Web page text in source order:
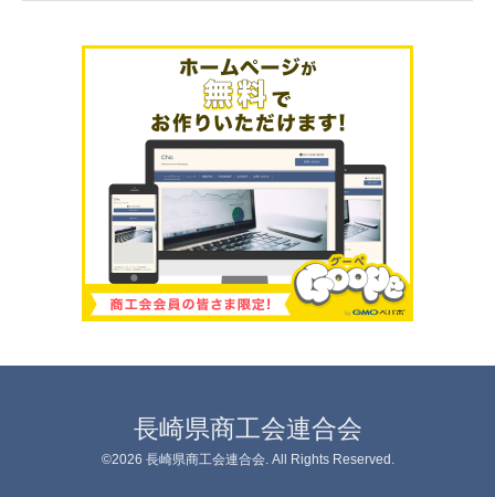
長崎県商工会連合会
©2026 長崎県商工会連合会. All Rights Reserved.